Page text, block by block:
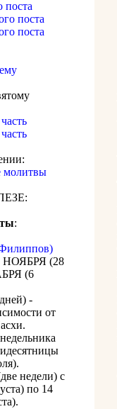
поста
поста
поста
молитвы
:
НОЯБРЯ (28
(6
-
от
недели) с
по 14